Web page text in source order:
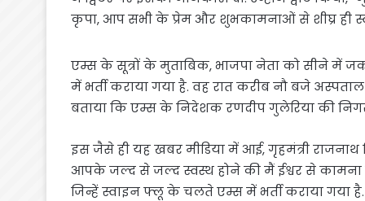
कृपा, आप सभी के प्रेम और शुभकामनाओं से शीघ्र ही
एम्स के सूत्रों के मुताबिक, भाजपा नेता को सीने में
में भर्ती कराया गया है. वह रात करीब नौ बजे
बताया कि एम्स के निदेशक रणदीप गुलेरिया की
इस जैसे ही यह खबर मीडिया में आई, गृहमंत्री
आपके जल्द से जल्द स्वस्थ होने की मैं ईश्वर से कामना
जिन्हें स्वाइन फ्लू के चलते एम्स में भर्ती कराया गया